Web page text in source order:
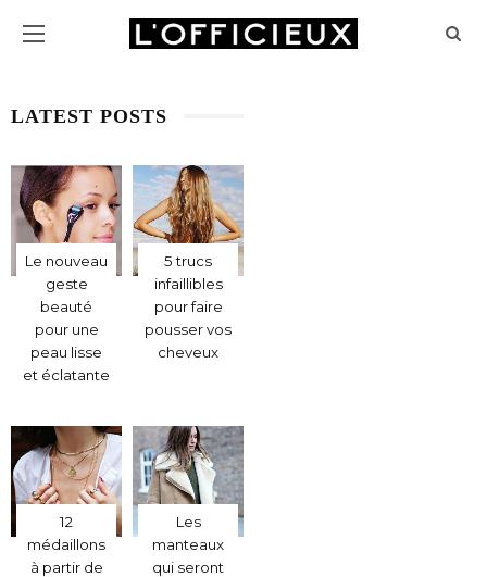
LATEST POSTS
Le nouveau
geste
beauté
pour une
peau lisse
et éclatante
5 trucs
infaillibles
pour faire
pousser vos
cheveux
12
médaillons
à partir de
Les
manteaux
qui seront